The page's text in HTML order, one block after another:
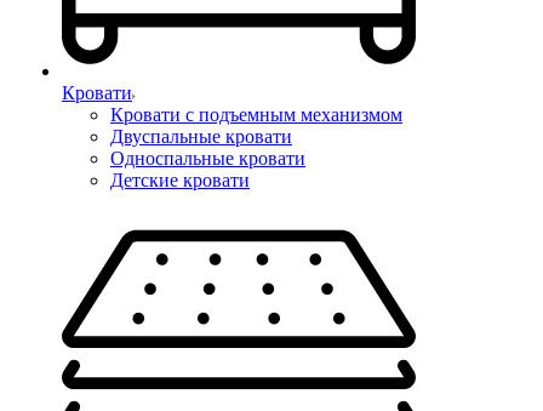
Кровати
Кровати с подъемным механизмом
Двуспальные кровати
Односпальные кровати
Детские кровати